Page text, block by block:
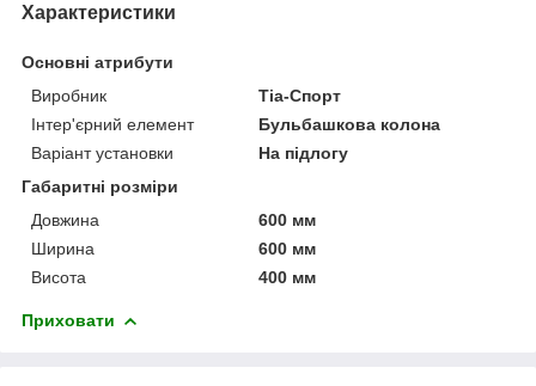
Характеристики
Основні атрибути
Виробник
Тіа-Спорт
Інтер'єрний елемент
Бульбашкова колона
Варіант установки
На підлогу
Габаритні розміри
Довжина
600 мм
Ширина
600 мм
Висота
400 мм
Приховати